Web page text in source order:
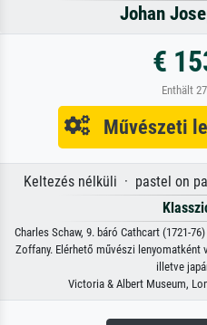
Johan
€
Enthält
Művészeti
Keltezés nélküli · pastel on
Charles Schaw, 9. báró Cathcart (1721-
Zoffany. Elérhető művészi
illetve
Victoria & Albert Museum,